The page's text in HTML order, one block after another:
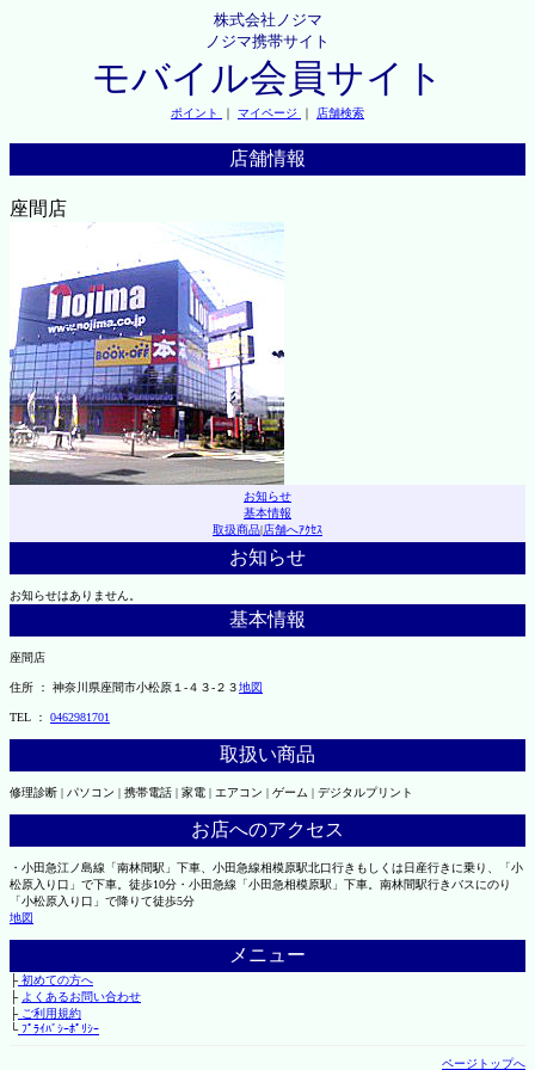
株式会社ノジマ
ノジマ携帯サイト
モバイル会員サイト
ポイント ｜ マイページ ｜ 店舗検索
店舗情報
座間店
お知らせ
基本情報
取扱商品|店舗へｱｸｾｽ
お知らせ
お知らせはありません。
基本情報
座間店
住所 ： 神奈川県座間市小松原１-４３-２３地図
TEL ： 0462981701
取扱い商品
修理診断 | パソコン | 携帯電話 | 家電 | エアコン | ゲーム | デジタルプリント
お店へのアクセス
・小田急江ノ島線「南林間駅」下車、小田急線相模原駅北口行きもしくは日産行きに乗り、「小
松原入り口」で下車。徒歩10分・小田急線「小田急相模原駅」下車。南林間駅行きバスにのり
「小松原入り口」で降りて徒歩5分
地図
メニュー
├初めての方へ
├ よくあるお問い合わせ
├ご利用規約
└ﾌﾟﾗｲﾊﾞｼｰﾎﾟﾘｼｰ
ページトップへ